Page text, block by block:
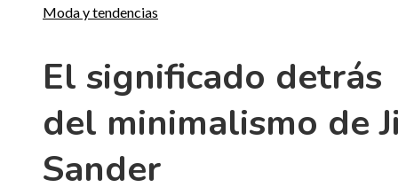
Moda y tendencias
El significado detrás
del minimalismo de
Sander